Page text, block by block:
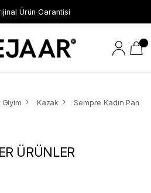
Ürün Garantisi
Giyim Kazak
ÜRÜNLER